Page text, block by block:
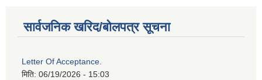
सार्वजनिक खरिद/बोलपत्र सूचना
Letter Of Acceptance.
मिति: 06/19/2026 - 15:03